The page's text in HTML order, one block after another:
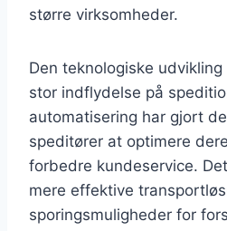
større virksomheder.
Den teknologiske
stor indflydelse på
automatisering har gjort
speditører at optimere
forbedre kundeservice.
mere effektive
sporingsmuligheder for